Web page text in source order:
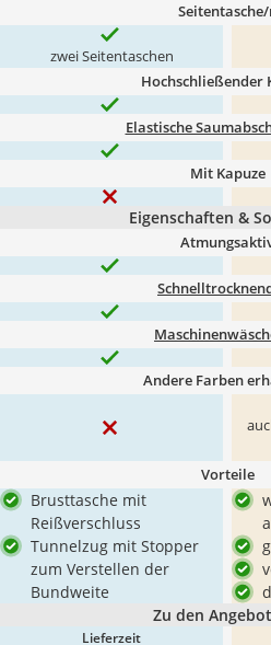
zwei Seitentaschen
Hochschließender
Elastische
Mit Kapuze
Eigenschaften &
Andere Farben
Vorteile
Brusttasche mit
Reißverschluss
Tunnelzug mit Stopper
zum Verstellen der
Bundweite
Zu den
Lieferzeit